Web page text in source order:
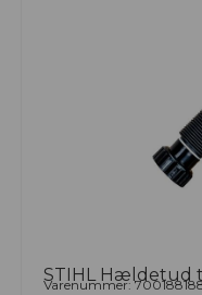
STIHL Hældetud
Varenummer: